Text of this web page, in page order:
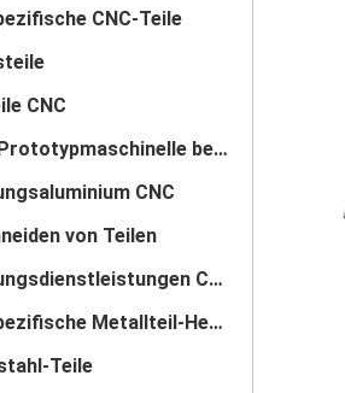
CNC-Teile
CNC
schnelle Prototypmaschinelle bearbeitung
CNC
von Teilen
Bearbeitungsdienstleistungen CNC
Kundenspezifische Metallteil-Herstellung
Teile